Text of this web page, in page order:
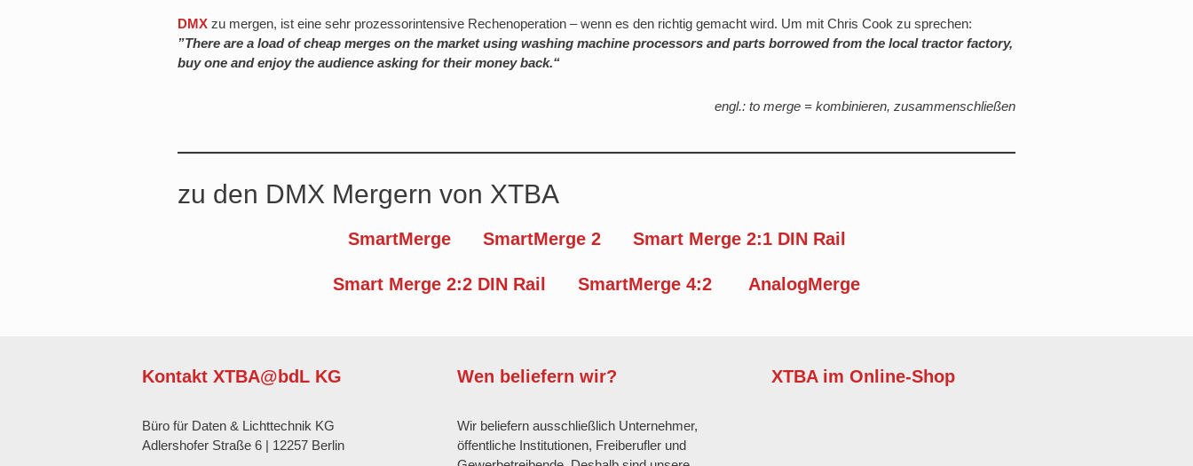
DMX zu mergen, ist eine sehr prozessorintensive Rechenoperation – wenn es den richtig gemacht wird. Um mit Chris Cook zu sprechen:
”There are a load of cheap merges on the market using washing machine processors and parts borrowed from the local tractor factory,
buy one and enjoy the audience asking for their money back.“
engl.: to merge = kombinieren, zusammenschließen
zu den DMX Mergern von XTBA
SmartMerge SmartMerge 2 Smart Merge 2:1 DIN Rail
Smart Merge 2:2 DIN Rail SmartMerge 4:2 AnalogMerge
Kontakt XTBA@bdL KG
Büro für Daten & Lichttechnik KG
Adlershofer Straße 6 | 12257 Berlin
Wen beliefern wir?
Wir beliefern ausschließlich Unternehmer,
öffentliche Institutionen, Freiberufler und
XTBA im Online-Shop